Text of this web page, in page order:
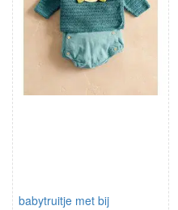
babytruitje met bij